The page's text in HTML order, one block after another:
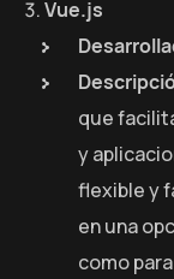
Vue.js
que
y
flexible y
en una
como